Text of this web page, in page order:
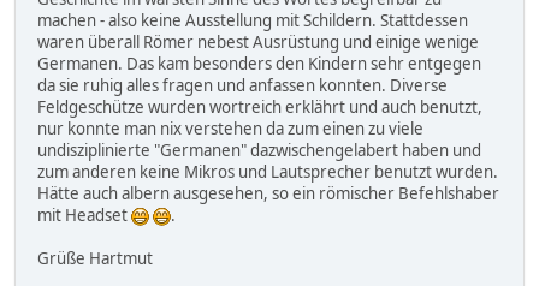
machen - also keine Ausstellung mit Schildern. Stattdessen
waren überall Römer nebest Ausrüstung und einige wenige
Germanen. Das kam besonders den Kindern sehr entgegen
da sie ruhig alles fragen und anfassen konnten. Diverse
Feldgeschütze wurden wortreich erklährt und auch benutzt,
nur konnte man nix verstehen da zum einen zu viele
undisziplinierte "Germanen" dazwischengelabert haben und
zum anderen keine Mikros und Lautsprecher benutzt wurden.
Hätte auch albern ausgesehen, so ein römischer Befehlshaber
mit Headset
.
Grüße Hartmut